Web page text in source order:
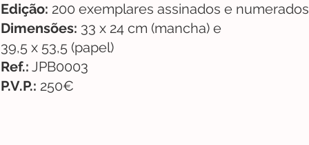
Edição: 200 exemplares assinados e numerados
Dimensões: 33 x 24 cm (mancha) e
39,5 x 53,5 (papel)
Ref.: JPB0003
P.V.P.: 250€